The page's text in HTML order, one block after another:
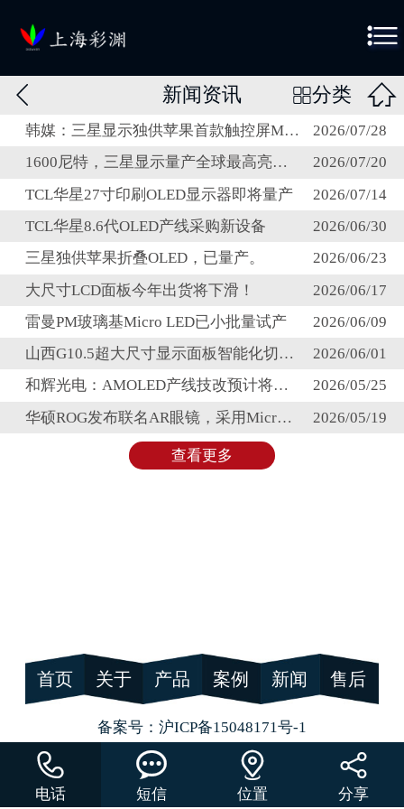

 新闻资讯 
分类
韩媒：三星显示独供苹果首款触控屏MacBook OLED面板
2026/07/28
1600尼特，三星显示量产全球最高亮度笔记本OLED面板
2026/07/20
TCL华星27寸印刷OLED显示器即将量产
2026/07/14
TCL华星8.6代OLED产线采购新设备
2026/06/30
三星独供苹果折叠OLED，已量产。
2026/06/23
大尺寸LCD面板今年出货将下滑！
2026/06/17
雷曼PM玻璃基Micro LED已小批量试产
2026/06/09
山西G10.5超大尺寸显示面板智能化切割项目通过验收
2026/06/01
和辉光电：AMOLED产线技改预计将于今年Q3完成
2026/05/25
华硕ROG发布联名AR眼镜，采用Micro OLED方案
2026/05/19
查看更多
首页 关于 产品 案例 新闻 售后
备案号： 沪ICP备15048171号-1

电话

短信

位置

分享